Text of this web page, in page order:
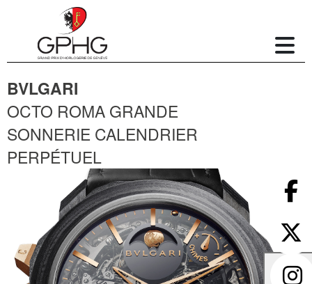
BVLGARI
OCTO ROMA GRANDE
SONNERIE CALENDRIER
PERPÉTUEL